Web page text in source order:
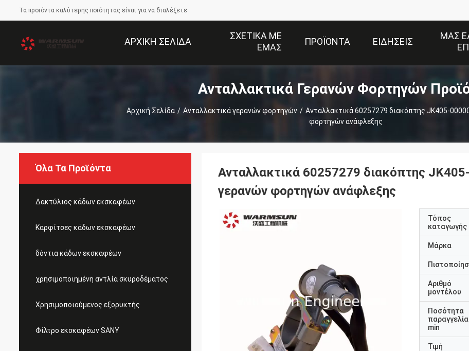
Τα προϊόντα καλύτερης ποιότητας είναι για να διαλέξετε
ΑΡΧΙΚΉ ΣΕΛΊΔΑ
ΣΧΕΤΙΚΆ ΜΕ
ΕΜΆΣ
ΠΡΟΪΌΝΤΑ ΕΙΔΉΣΕΙΣ
ΜΑΣ
Ανταλλακτικά Γερανών Φορτηγών
Αρχική Σελίδα / Ανταλλακτικά γερανών φορτηγών / Ανταλλακτικά 60257279 διακόπτης JK405-
φορτηγών ανάφλεξης
Όλα Τα Προϊόντα
Δακτύλιος κάδων εκσκαφέων
Καρφίτσες κάδων εκσκαφέων
δόντια κάδων εκσκαφέων
χρησιμοποιημένη αντλία σκυροδέματος
Χρησιμοποιούμενος εξορυκτής
Φίλτρο εκσκαφέων SANY
Ανταλλακτικά 60257279 διακόπτης
γερανών φορτηγών ανάφλεξης
Τόπος
καταγωγής
Μάρκα
Αριθμό
μοντέλου
Ποσότητα
min
Τιμή